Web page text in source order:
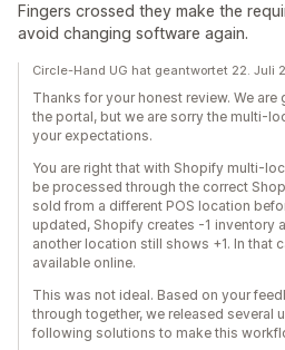
Fingers crossed they make the
avoid changing software again.
Circle-Hand UG hat geantwortet 22. Juli
Thanks for your honest review. We
the portal, but we are sorry the multi-
your expectations.
You are right that with Shopify multi-
be processed through the correct
sold from a different POS location
updated, Shopify creates -1 inventory
another location still shows +1. In that
available online.
This was not ideal. Based on your
through together, we released several
following solutions to make this